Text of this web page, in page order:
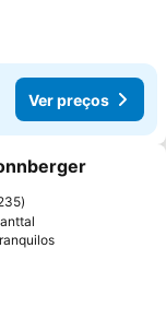
Ver preços
favoritos
Ver preços